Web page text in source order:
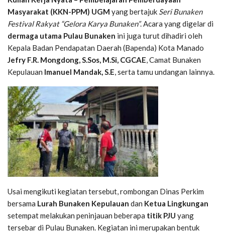
Masyarakat (KKN-PPM) UGM yang bertajuk Seri Bunaken
Festival Rakyat “Gelora Karya Bunaken”. Acara yang digelar di
dermaga utama Pulau Bunaken ini juga turut dihadiri oleh
Kepala Badan Pendapatan Daerah (Bapenda) Kota Manado
Jefry F.R. Mongdong, S.Sos, M.Si, CGCAE, Camat Bunaken
Kepulauan Imanuel Mandak, S.E, serta tamu undangan lainnya.
Usai mengikuti kegiatan tersebut, rombongan Dinas Perkim
bersama Lurah Bunaken Kepulauan dan Ketua Lingkungan
setempat melakukan peninjauan beberapa titik PJU yang
tersebar di Pulau Bunaken. Kegiatan ini merupakan bentuk